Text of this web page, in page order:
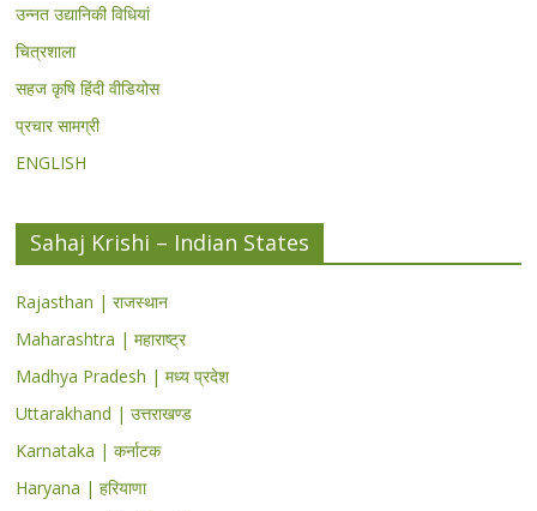
उन्नत उद्यानिकी विधियां
चित्रशाला
सहज कृषि हिंदी वीडियोस
प्रचार सामग्री
ENGLISH
Sahaj Krishi – Indian States
Rajasthan | राजस्थान
Maharashtra | महाराष्ट्र
Madhya Pradesh | मध्य प्रदेश
Uttarakhand | उत्तराखण्ड
Karnataka | कर्नाटक
Haryana | हरियाणा